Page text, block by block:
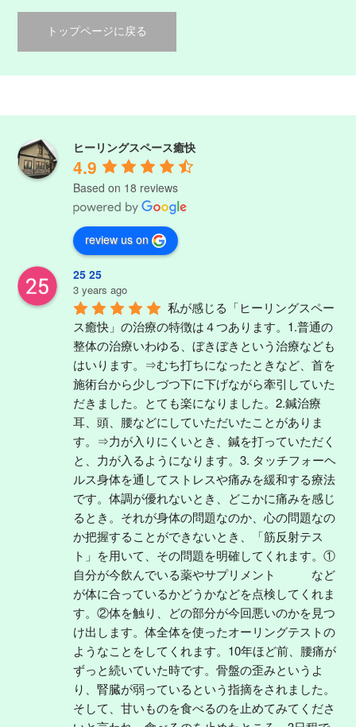
トップページに戻る
ヒーリングスペース癒快
4.9
Based on 18 reviews
review us on
25 25
3 years ago
私が感じる「ヒーリングスペー
ス癒快」の治療の特徴は４つあります。1.普通の
整体の治療いわゆる、ぼきぼきという治療なども
はいります。⇒むち打ちになったときなど、首を
施術台から少しづつ下に下げながら牽引していた
だきました。とても楽になりました。2.鍼治療
耳、頭、腰などにしていただいたことがありま
す。⇒力が入りにくいとき、鍼を打っていただく
と、力が入るようになります。3. タッチフォーヘ
ルス身体を通してストレスや痛みを緩和する療法
です。体調が優れないとき、どこかに痛みを感じ
るとき。それが身体の問題なのか、心の問題なの
か把握することができないとき、「筋反射テス
ト」を用いて、その問題を明確してくれます。①
自分が今飲んでいる薬やサプリメント　　　など
が体に合っているかどうかなどを点検してくれま
す。②体を触り、どの部分が今回悪いのかを見つ
け出します。体全体を使ったオーリングテストの
ようなことをしてくれます。10年ほど前、腰痛が
ずっと続いていた時です。骨盤の歪みというよ
り、腎臓が弱っているという指摘をされました。
そして、甘いものを食べるのを止めてみてくださ